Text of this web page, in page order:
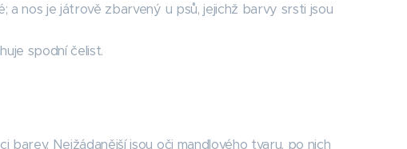
nos je játrově zbarvený u psů, jejichž barvy srsti jsou
spodní čelist.
Nejžádanější jsou oči mandlového tvaru, po nich